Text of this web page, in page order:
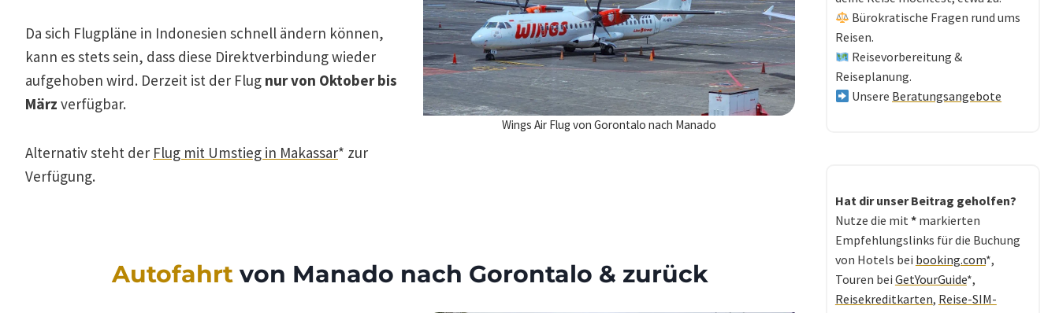
Da sich Flugpläne in Indonesien schnell ändern können,
kann es stets sein, dass diese Direktverbindung wieder
aufgehoben wird. Derzeit ist der Flug nur von Oktober bis
März verfügbar.
Alternativ steht der Flug mit Umstieg in Makassar* zur
Verfügung.
Wings Air Flug von Gorontalo nach Manado
Autofahrtvon Manado nach Gorontalo & zurück
Bürokratische Fragen rund ums
Reisen.
Reisevorbereitung &
Reiseplanung.
Unsere Beratungsangebote
Hat dir unser Beitrag geholfen?
Nutze die mit *markierten
Empfehlungslinks für die Buchung
von Hotels bei booking.com*,
Touren bei GetYourGuide*,
Reisekreditkarten, Reise-SIM-